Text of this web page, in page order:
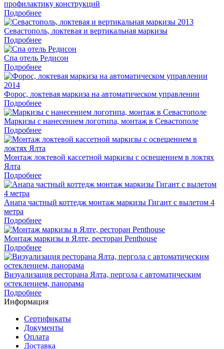
профилактику конструкций
Подробнее
Севастополь, локтевая и вертикальная маркизы
Подробнее
Спа отель Редисон
Подробнее
Форос, локтевая маркиза на автоматическом управлении
Подробнее
Маркизы с нанесением логотипа, монтаж в Севастополе
Подробнее
Монтаж локтевой кассетной маркизы с освещением в локтях
Ялта
Подробнее
Анапа частный коттедж монтаж маркизы Гигант с вылетом 4
метра
Подробнее
Монтаж маркизы в Ялте, ресторан Penthouse
Подробнее
Визуализация ресторана Ялта, пергола с автоматическим
остеклением, панорама
Подробнее
Информация
Сертификаты
Документы
Оплата
Доставка